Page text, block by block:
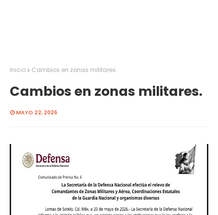
Inicio Cambios en zonas militares.
Cambios en zonas militares.
MAYO 22, 2026